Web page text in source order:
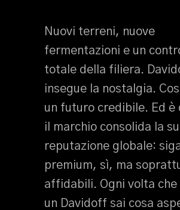
Nuovi terreni, nuove
fermentazioni e un
totale della filiera.
insegue la nostalgia.
un futuro credibile. Ed è
il marchio consolida la
reputazione globale:
premium, sì, ma
affidabili. Ogni volta che
un Davidoff sai cosa